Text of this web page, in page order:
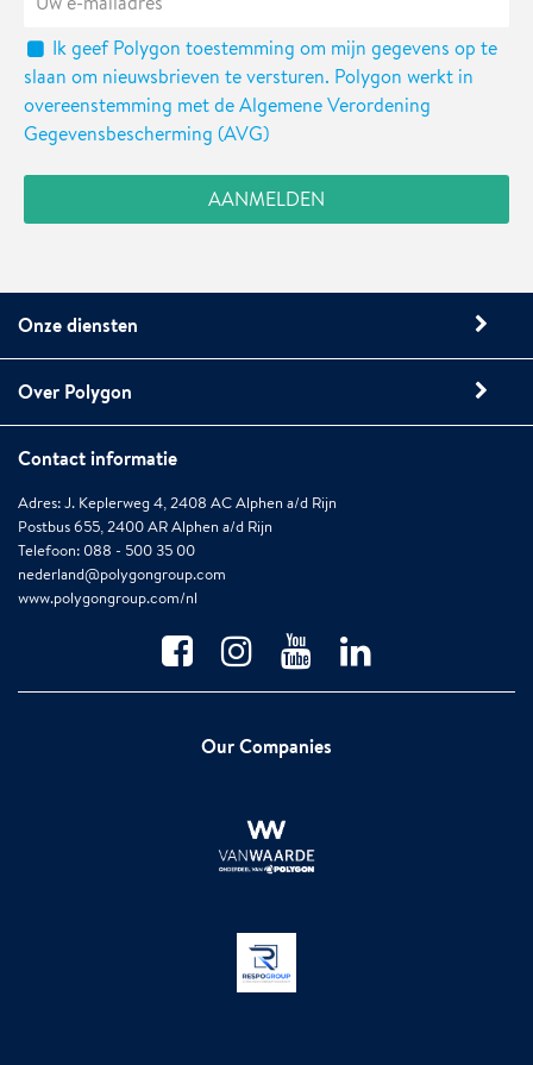
Ik geef Polygon toestemming om mijn gegevens op te
slaan om nieuwsbrieven te versturen. Polygon werkt in
overeenstemming met de Algemene Verordening
Gegevensbescherming (AVG)
Onze diensten
Over Polygon
Contact informatie
Adres: J. Keplerweg 4, 2408 AC Alphen a/d Rijn
Postbus 655, 2400 AR Alphen a/d Rijn
Telefoon: 088 - 500 35 00
nederland@polygongroup.com
www.polygongroup.com/nl
Our Companies